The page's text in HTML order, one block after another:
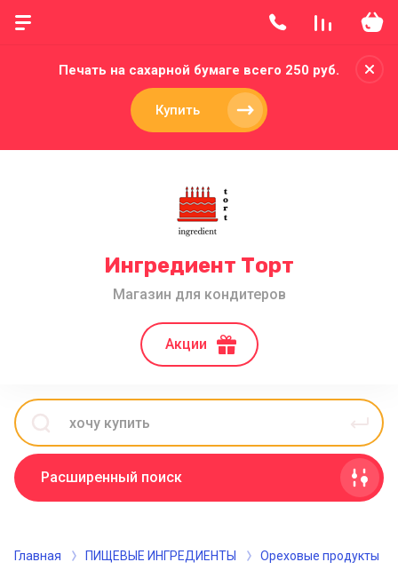
Печать на сахарной бумаге всего 250 руб.
Купить
Ингредиент Торт
Магазин для кондитеров
Акции
Расширенный поиск
Главная ПИЩЕВЫЕ ИНГРЕДИЕНТЫ Ореховые продукты